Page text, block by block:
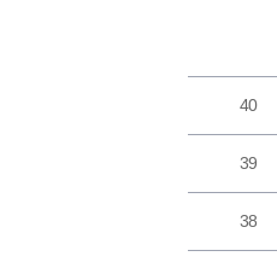
40
39
38